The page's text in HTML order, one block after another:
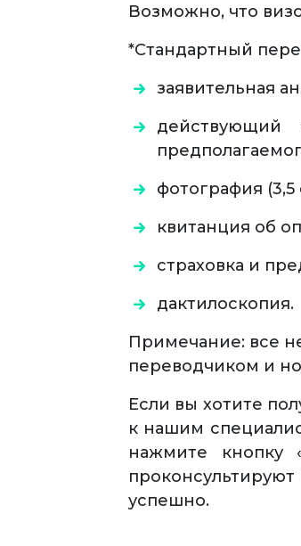
Возможно, что
*Стандартный
заявительная
фотография (3,5
квитанция об
страховка и
дактилоскопия.
Примечание: все
переводчиком и
Если вы хотите
к нашим
нажмите кнопку
успешно.